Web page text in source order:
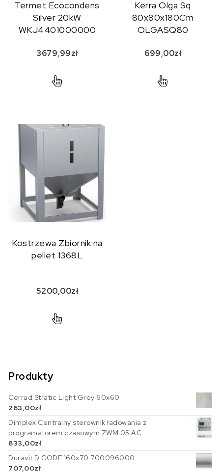
Termet Ecocondens
Silver 20kW
WKJ4401000000
3679,99zł
Kerra Olga Sq
80x80x180Cm
OLGASQ80
699,00zł
Kostrzewa Zbiornik na
pellet 1368L
5200,00zł
Produkty
Cerrad Stratic Light Grey 60x60
263,00zł
Dimplex Centralny sterownik ładowania z
programatorem czasowym ZWM 05 AC
833,00zł
Duravit D CODE 160x70 700096000
707,00zł